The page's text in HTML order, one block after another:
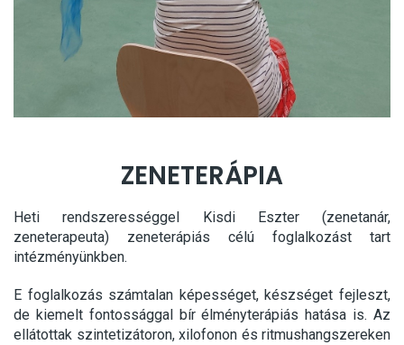
ZENETERÁPIA
Heti rendszerességgel Kisdi Eszter (zenetanár,
zeneterapeuta) zeneterápiás célú foglalkozást tart
intézményünkben.
E foglalkozás számtalan képességet, készséget fejleszt,
de kiemelt fontossággal bír élményterápiás hatása is. Az
ellátottak szintetizátoron, xilofonon és ritmushangszereken